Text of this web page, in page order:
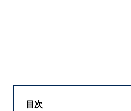
目次